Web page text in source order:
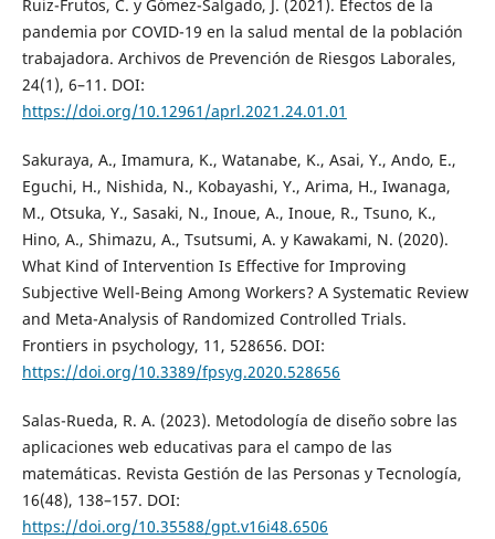
Ruiz-Frutos, C. y Gómez-Salgado, J. (2021). Efectos de la
pandemia por COVID-19 en la salud mental de la población
trabajadora. Archivos de Prevención de Riesgos Laborales,
24(1), 6–11. DOI:
https://doi.org/10.12961/aprl.2021.24.01.01
Sakuraya, A., Imamura, K., Watanabe, K., Asai, Y., Ando, E.,
Eguchi, H., Nishida, N., Kobayashi, Y., Arima, H., Iwanaga,
M., Otsuka, Y., Sasaki, N., Inoue, A., Inoue, R., Tsuno, K.,
Hino, A., Shimazu, A., Tsutsumi, A. y Kawakami, N. (2020).
What Kind of Intervention Is Effective for Improving
Subjective Well-Being Among Workers? A Systematic Review
and Meta-Analysis of Randomized Controlled Trials.
Frontiers in psychology, 11, 528656. DOI:
https://doi.org/10.3389/fpsyg.2020.528656
Salas-Rueda, R. A. (2023). Metodología de diseño sobre las
aplicaciones web educativas para el campo de las
matemáticas. Revista Gestión de las Personas y Tecnología,
16(48), 138–157. DOI:
https://doi.org/10.35588/gpt.v16i48.6506